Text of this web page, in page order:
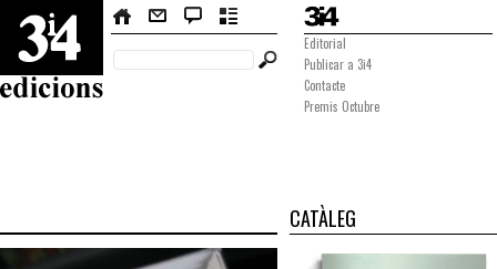
Editorial
Publicar a 3i4
Contacte
Premis Octubre
CATÀLEG